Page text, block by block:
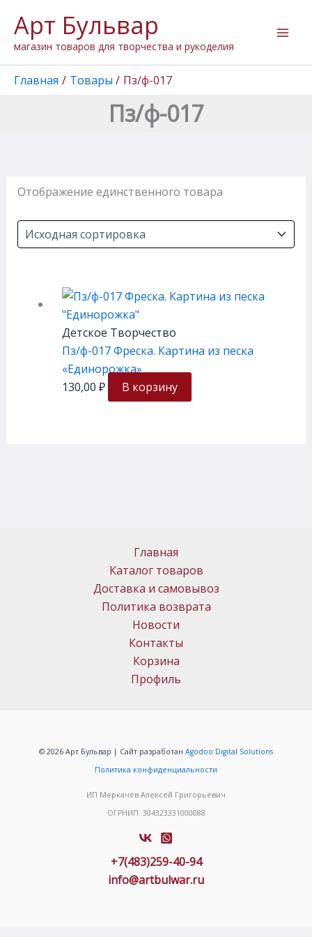
содержимому
Арт Бульвар
магазин товаров для творчества и рукоделия
Главная Товары Пз/ф-017
Пз/ф-017
Отображение единственного товара
Детское Творчество
Пз/ф-017 Фреска. Картина из песка
«Единорожка»
130,00 ₽ В корзину
Главная
Каталог товаров
Доставка и самовывоз
Политика возврата
Новости
Контакты
Корзина
Профиль
© 2026 Арт Бульвар | Сайт разработан Agodoo Digital Solutions
Политика конфиденциальности
ИП Меркачёв Алексей Григорьевич
ОГРНИП: 304323331000088
+7(483)259-40-94
info@artbulwar.ru